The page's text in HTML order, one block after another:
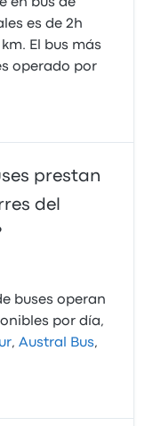
en bus de
es de 2h
El bus más
operado por
prestan
del
buses operan
por día,
,Austral Bus,